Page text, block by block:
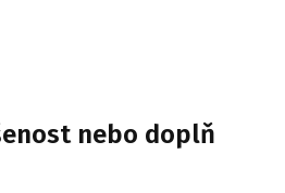
nebo doplň